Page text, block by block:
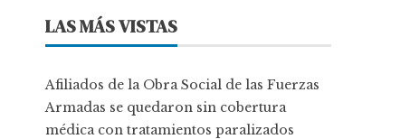
LAS MÁS VISTAS
Afiliados de la Obra Social de las Fuerzas
Armadas se quedaron sin cobertura
médica con tratamientos paralizados